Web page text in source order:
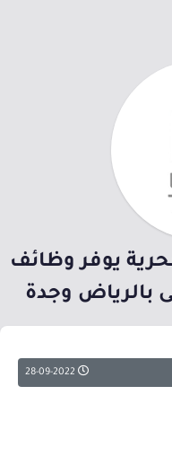
يوفر وظائف
بالرياض وجدة